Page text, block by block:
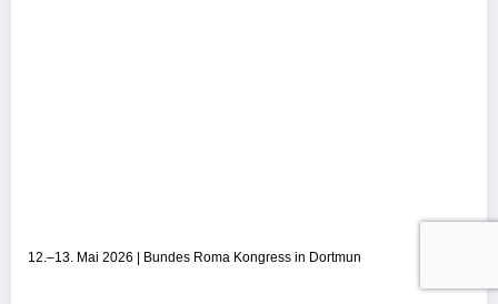
12.–13. Mai 2026 | Bundes Roma Kongress in Dortmun